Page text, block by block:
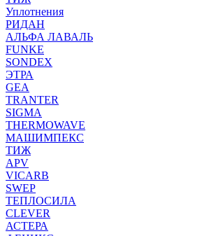
Уплотнения
РИДАН
АЛЬФА ЛАВАЛЬ
FUNKE
SONDEX
ЭТРА
GEA
TRANTER
SIGMA
THERMOWAVE
МАШИМПЕКС
ТИЖ
APV
VICARB
SWEP
ТЕПЛОСИЛА
CLEVER
АСТЕРА